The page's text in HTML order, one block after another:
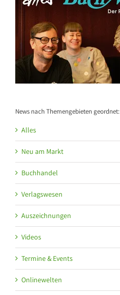
News nach Themengebieten geordnet:
Alles
Neu am Markt
Buchhandel
Verlagswesen
Auszeichnungen
Videos
Termine & Events
Onlinewelten